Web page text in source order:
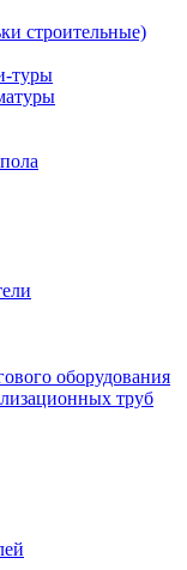
строительные)
туры
оборудования
труб